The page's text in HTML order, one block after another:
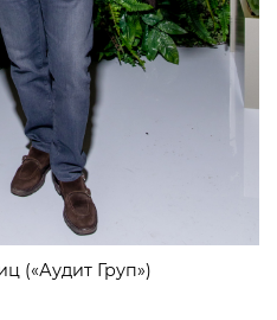
(«Аудит Груп»)